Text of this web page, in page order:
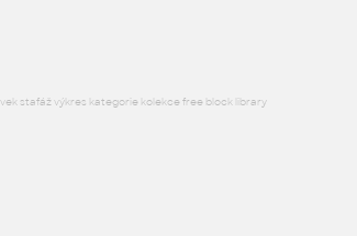
stafáž výkres kategorie kolekce free block library